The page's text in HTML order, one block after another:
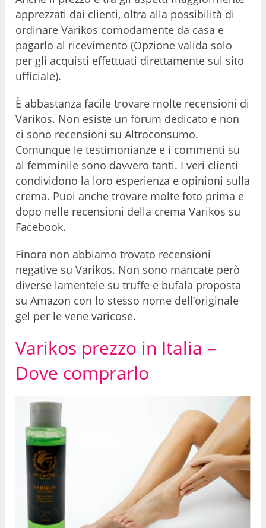
apprezzati dai clienti, oltra alla possibilità di
ordinare Varikos comodamente da casa e
pagarlo al ricevimento (Opzione valida solo
per gli acquisti effettuati direttamente sul sito
ufficiale).
È abbastanza facile trovare molte recensioni di
Varikos. Non esiste un forum dedicato e non
ci sono recensioni su Altroconsumo.
Comunque le testimonianze e i commenti su
al femminile sono davvero tanti. I veri clienti
condividono la loro esperienza e opinioni sulla
crema. Puoi anche trovare molte foto prima e
dopo nelle recensioni della crema Varikos su
Facebook.
Finora non abbiamo trovato recensioni
negative su Varikos. Non sono mancate però
diverse lamentele su truffe e bufala proposta
su Amazon con lo stesso nome dell’originale
gel per le vene varicose.
Varikos prezzo in Italia –
Dove comprarlo